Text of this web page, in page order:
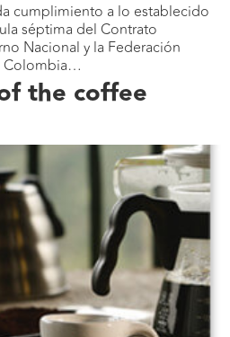
cumplimiento a lo establecido
séptima del Contrato
Nacional y la Federación
Colombia…
the coffee